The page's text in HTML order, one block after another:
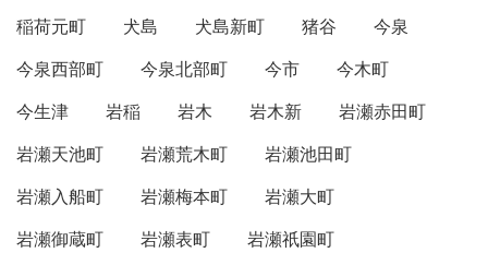
稲荷元町
犬島 犬島新町 猪谷
今泉
今泉西部町
今泉北部町 今市
今木町
今生津
岩稲 岩木 岩木新
岩瀬赤田町
岩瀬天池町
岩瀬荒木町
岩瀬池田町
岩瀬入船町
岩瀬梅本町
岩瀬大町
岩瀬御蔵町
岩瀬表町
岩瀬祇園町